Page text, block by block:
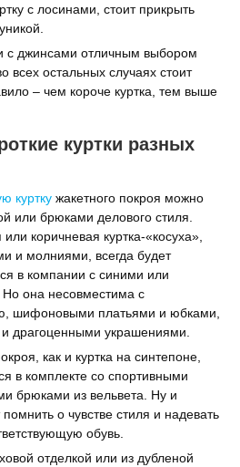
с лосинами, стоит прикрыть
с джинсами отличным выбором
всех остальных случаях стоит
– чем короче куртка, тем выше
куртки разных
куртку жакетного покроя можно
или брюками делового стиля.
коричневая куртка-«косуха»,
и молниями, всегда будет
в компании с синими или
она несовместима с
шифоновыми платьями и юбками,
драгоценными украшениями.
как и куртка на синтепоне,
в комплекте со спортивными
брюками из вельвета. Ну и
о чувстве стиля и надевать
обувь.
отделкой или из дубленой